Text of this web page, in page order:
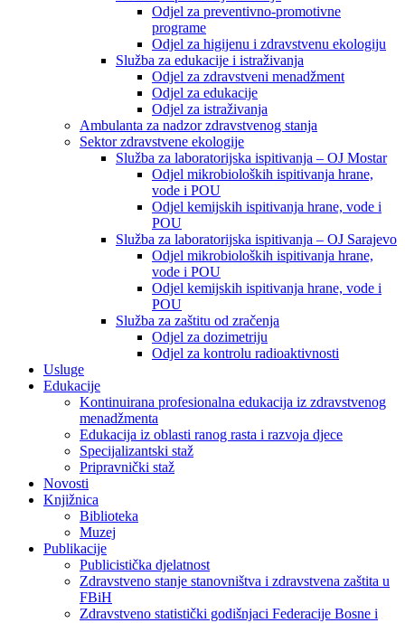
Odjel za preventivno-promotivne
programe
Odjel za higijenu i zdravstvenu ekologiju
Služba za edukacije i istraživanja
Odjel za zdravstveni menadžment
Odjel za edukacije
Odjel za istraživanja
Ambulanta za nadzor zdravstvenog stanja
Sektor zdravstvene ekologije
Služba za laboratorijska ispitivanja – OJ Mostar
Odjel mikrobioloških ispitivanja hrane,
vode i POU
Odjel kemijskih ispitivanja hrane, vode i
POU
Služba za laboratorijska ispitivanja – OJ Sarajevo
Odjel mikrobioloških ispitivanja hrane,
vode i POU
Odjel kemijskih ispitivanja hrane, vode i
POU
Služba za zaštitu od zračenja
Odjel za dozimetriju
Odjel za kontrolu radioaktivnosti
Usluge
Edukacije
Kontinuirana profesionalna edukacija iz zdravstvenog
menadžmenta
Edukacija iz oblasti ranog rasta i razvoja djece
Specijalizantski staž
Pripravnički staž
Novosti
Knjižnica
Biblioteka
Muzej
Publikacije
Publicistička djelatnost
Zdravstveno stanje stanovništva i zdravstvena zaštita u
FBiH
Zdravstveno statistički godišnjaci Federacije Bosne i